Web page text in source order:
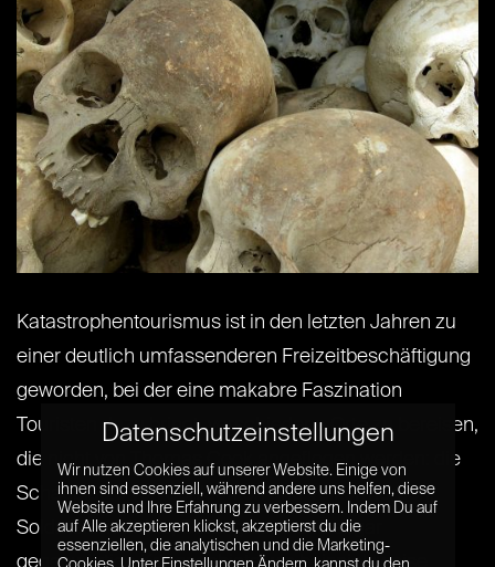
Katastrophentourismus ist in den letzten Jahren zu
einer deutlich umfassenderen Freizeitbeschäftigung
geworden, bei der eine makabre Faszination
Touristen dazu bringt, verschiedene Orte zu bereisen,
die nicht von Thomas Cook angeflogen werden: die
Schauplätze von Schlachten und Völkermorden,
Soldatenfriedhöfe, Gefängnisse und sogar
gegenwärtige Kriegsgebiete wie beispielsweise
Datenschutzeinstellungen
Wir nutzen Cookies auf unserer Website. Einige von
ihnen sind essenziell, während andere uns helfen, diese
Website und Ihre Erfahrung zu verbessern. Indem Du auf
auf Alle akzeptieren klickst, akzeptierst du die
essenziellen, die analytischen und die Marketing-